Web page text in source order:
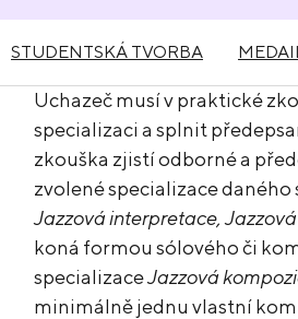
STUDENTSKÁ TVORBA
Uchazeč musí v praktické
specializaci a splnit
zkouška zjistí odborné a
zvolené specializace
Jazzová interpretace,
koná formou sólového či
specializaceJazzová
minimálně jednu vlastní